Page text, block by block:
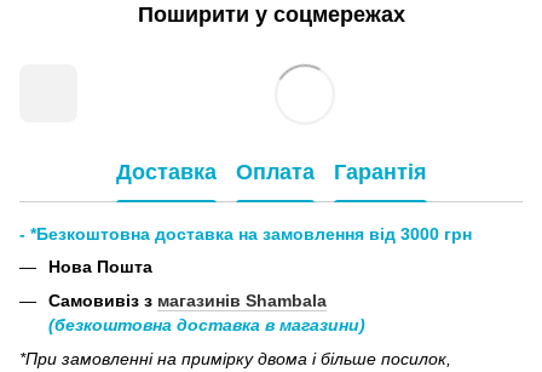
Поширити у соцмережах
Доставка Оплата Гарантія
- *Безкоштовна доставка на замовлення від 3000 грн
Нова Пошта
Самовивіз з магазинів Shambala
(безкоштовна доставка в магазини)
*При замовленні на примірку двома і більше посилок,